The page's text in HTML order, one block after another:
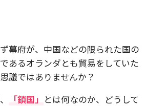
幕府が、中国などの限られた国の
あるオランダとも貿易をしていた
議ではありませんか？
「鎖国」 とは何なのか、どうして